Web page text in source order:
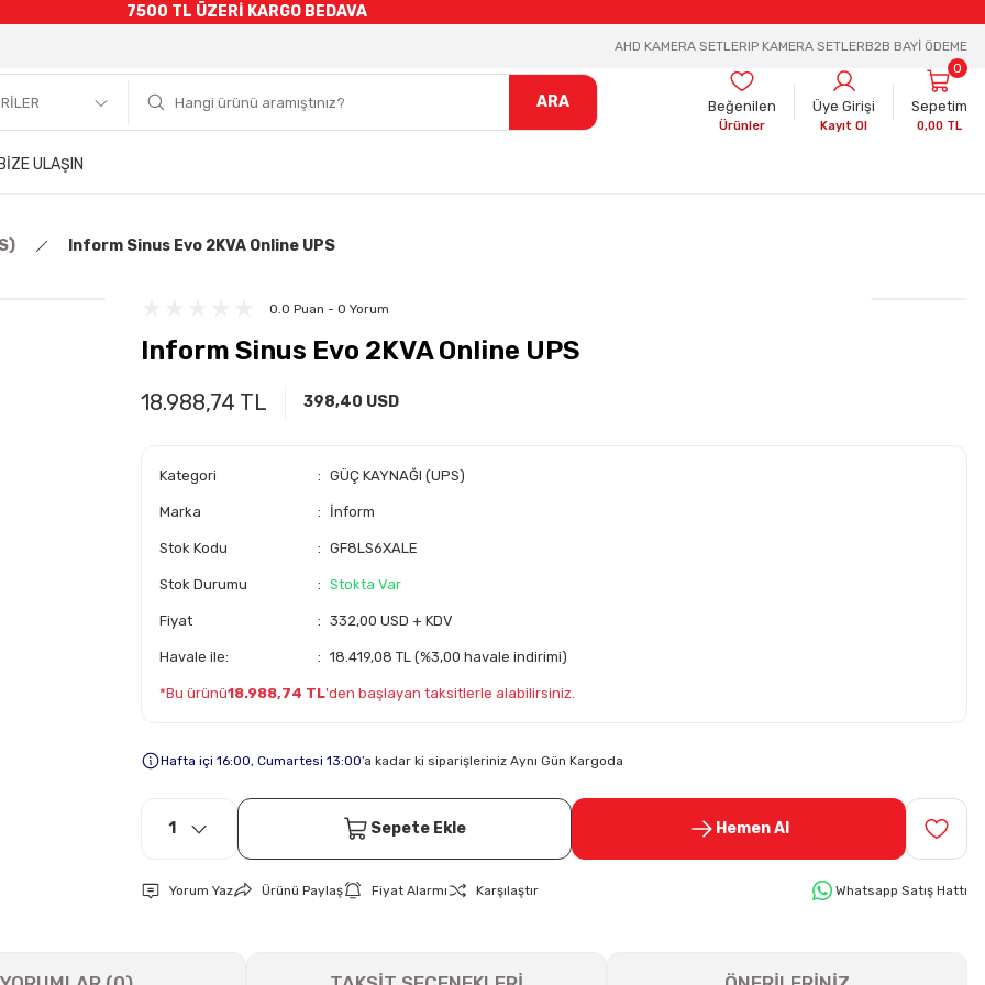
7500 TL ÜZERİ KARGO BEDAVA
AHD KAMERA SETLERIP KAMERA SETLERB2B BAYİ ÖDEME
ARA Beğenilen
Ürünler
Üye Girişi
Kayıt Ol
Sepetim
0,00 TL
0
BİZE ULAŞIN
Inform Sinus Evo 2KVA Online UPS
0.0 Puan - 0 Yorum
Inform Sinus Evo 2KVA Online UPS
18.988,74 TL 398,40 USD
Kategori GÜÇ KAYNAĞI (UPS)
Marka İnform
Stok Kodu GF8LS6XALE
Stok Durumu Stokta Var
Fiyat 332,00 USD + KDV
Havale ile: 18.419,08 TL (%3,00 havale indirimi)
*Bu ürünü18.988,74 TL'den başlayan taksitlerle alabilirsiniz.
Hafta içi 16:00, Cumartesi 13:00’a kadar ki siparişleriniz Aynı Gün Kargoda
Sepete Ekle Hemen Al
Yorum Yaz Ürünü Paylaş Fiyat Alarmı Karşılaştır Whatsapp Satış Hattı